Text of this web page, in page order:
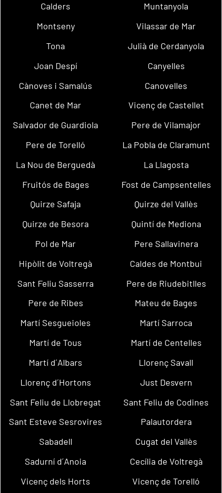
Calders
Muntanyola
Montseny
Vilassar de Mar
Tona
Julià de Cerdanyola
Joan Despí
Canyelles
Cànoves i Samalús
Canovelles
Canet de Mar
Vicenç de Castellet
Salvador de Guardiola
Pere de Vilamajor
Pere de Torelló
La Pobla de Claramunt
La Nou de Berguedà
La Llagosta
Fruitós de Bages
Fost de Campsentelles
Quirze Safaja
Quirze del Vallès
Quirze de Besora
Quintí de Mediona
Pol de Mar
Pere Sallavinera
Hipòlit de Voltregà
Caldes de Montbui
Sant Feliu Sasserra
Pere de Riudebitlles
Pere de Ribes
Mateu de Bages
Martí Sesgueioles
Martí Sarroca
Martí de Tous
Martí de Centelles
Martí d´Albars
Llorenç Savall
Llorenç d´Hortons
Just Desvern
Sant Feliu de Llobregat
Sant Feliu de Codines
Sant Esteve Sesrovires
Palautordera
Sabadell
Cugat del Vallès
Sadurní d´Anoia
Cecília de Voltregà
Vicenç dels Horts
Vicenç de Torelló